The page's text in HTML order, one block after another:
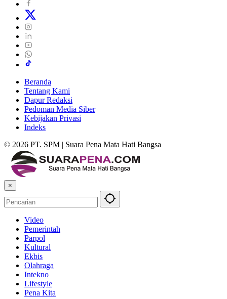
Beranda
Tentang Kami
Dapur Redaksi
Pedoman Media Siber
Kebijakan Privasi
Indeks
© 2026 PT. SPM | Suara Pena Mata Hati Bangsa
×
Video
Pemerintah
Parpol
Kultural
Ekbis
Olahraga
Intekno
Lifestyle
Pena Kita